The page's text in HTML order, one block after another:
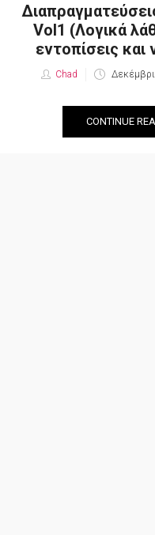
Vol1 (Λογικά
εντοπίσεις και
Chad
Posted
CONTINUE